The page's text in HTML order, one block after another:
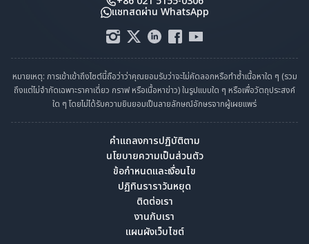
แชทสดผ่าน WhatsApp
หมายเหตุ: การเข้าเข้าถึงไซต์นี้ถือว่าว่าคุณยอมรับว่าจะไม่คัดลอกหรือทำซ้ำเนื้อหาใด ๆ (รวม
ถึงแต่ไม่จำกัดเฉพาะราคาเดี่ยว กราฟ หรือเนื้อหาข่าว) ในรูปแบบใด ๆ หรือเพื่อวัตถุประสงค์
ใด ๆ โดยไม่ได้รับความยินยอมเป็นลายลักษณ์อักษรจากผู้เผยแพร่
คำแถลงการปฏิบัติตาม
นโยบายความเป็นส่วนตัว
ข้อกำหนดและเงื่อนไข
ปฏิทินราราวันหยุด
ติดต่อเรา
งานกับเรา
แผนผังเว็บไซต์